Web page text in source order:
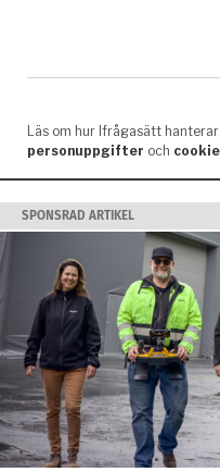
SPONSRAD ARTIKEL